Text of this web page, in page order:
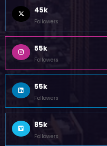
45k
Followers
55k
Followers
55k
Followers
85k